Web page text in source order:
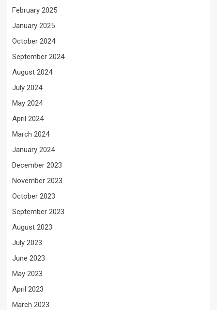
February 2025
January 2025
October 2024
September 2024
August 2024
July 2024
May 2024
April 2024
March 2024
January 2024
December 2023
November 2023
October 2023
September 2023
August 2023
July 2023
June 2023
May 2023
April 2023
March 2023